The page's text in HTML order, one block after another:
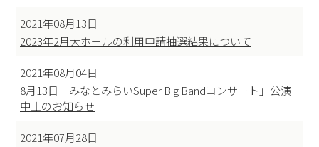
2021年08月13日
2023年2月大ホールの利用申請抽選結果について
2021年08月04日
8月13日「みなとみらいSuper Big Bandコンサート」公演
中止のお知らせ
2021年07月28日